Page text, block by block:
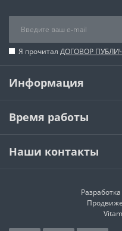
Я прочитал ДОГОВОР
Информация
Время работы
Наши контакты